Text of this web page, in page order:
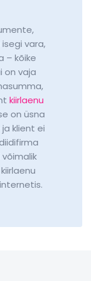
vara,
– kõike
on vaja
kiirlaenu
on üsna
klient ei